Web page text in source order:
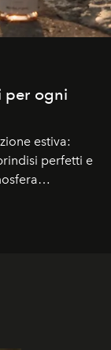
per ogni
estiva:
perfetti e